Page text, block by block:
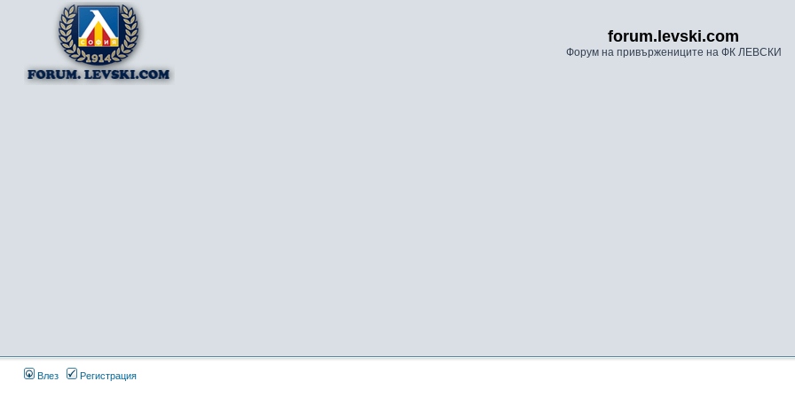
forum.levski.com
Форум на привържениците на ФК ЛЕВСКИ
Влез Регистрация